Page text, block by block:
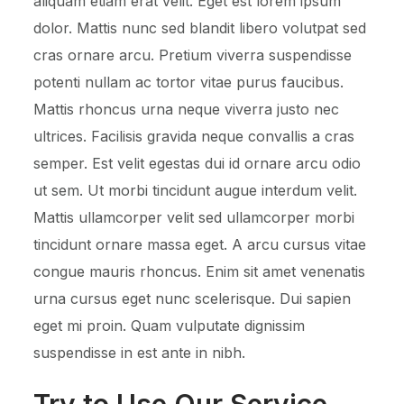
dolor. Mattis nunc sed blandit libero volutpat sed
cras ornare arcu. Pretium viverra suspendisse
potenti nullam ac tortor vitae purus faucibus.
Mattis rhoncus urna neque viverra justo nec
ultrices. Facilisis gravida neque convallis a cras
semper. Est velit egestas dui id ornare arcu odio
ut sem. Ut morbi tincidunt augue interdum velit.
Mattis ullamcorper velit sed ullamcorper morbi
tincidunt ornare massa eget. A arcu cursus vitae
congue mauris rhoncus. Enim sit amet venenatis
urna cursus eget nunc scelerisque. Dui sapien
eget mi proin. Quam vulputate dignissim
suspendisse in est ante in nibh.